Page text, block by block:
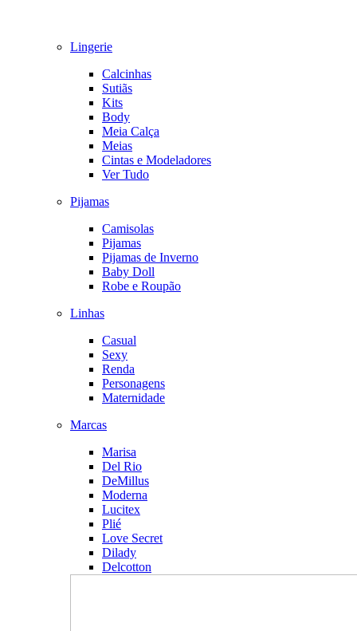
Lingerie
Calcinhas
Sutiãs
Kits
Body
Meia Calça
Meias
Cintas e Modeladores
Ver Tudo
Pijamas
Camisolas
Pijamas
Pijamas de Inverno
Baby Doll
Robe e Roupão
Linhas
Casual
Sexy
Renda
Personagens
Maternidade
Marcas
Marisa
Del Rio
DeMillus
Moderna
Lucitex
Plié
Love Secret
Dilady
Delcotton